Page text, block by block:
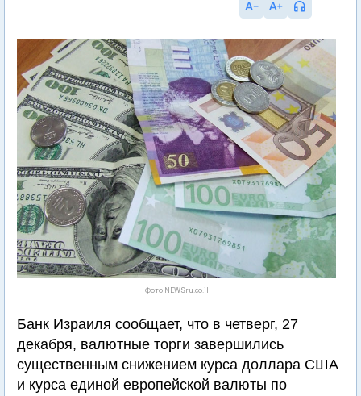
Фото NEWSru.co.il
Банк Израиля сообщает, что в четверг, 27
декабря, валютные торги завершились
существенным снижением курса доллара США
и курса единой европейской валюты по